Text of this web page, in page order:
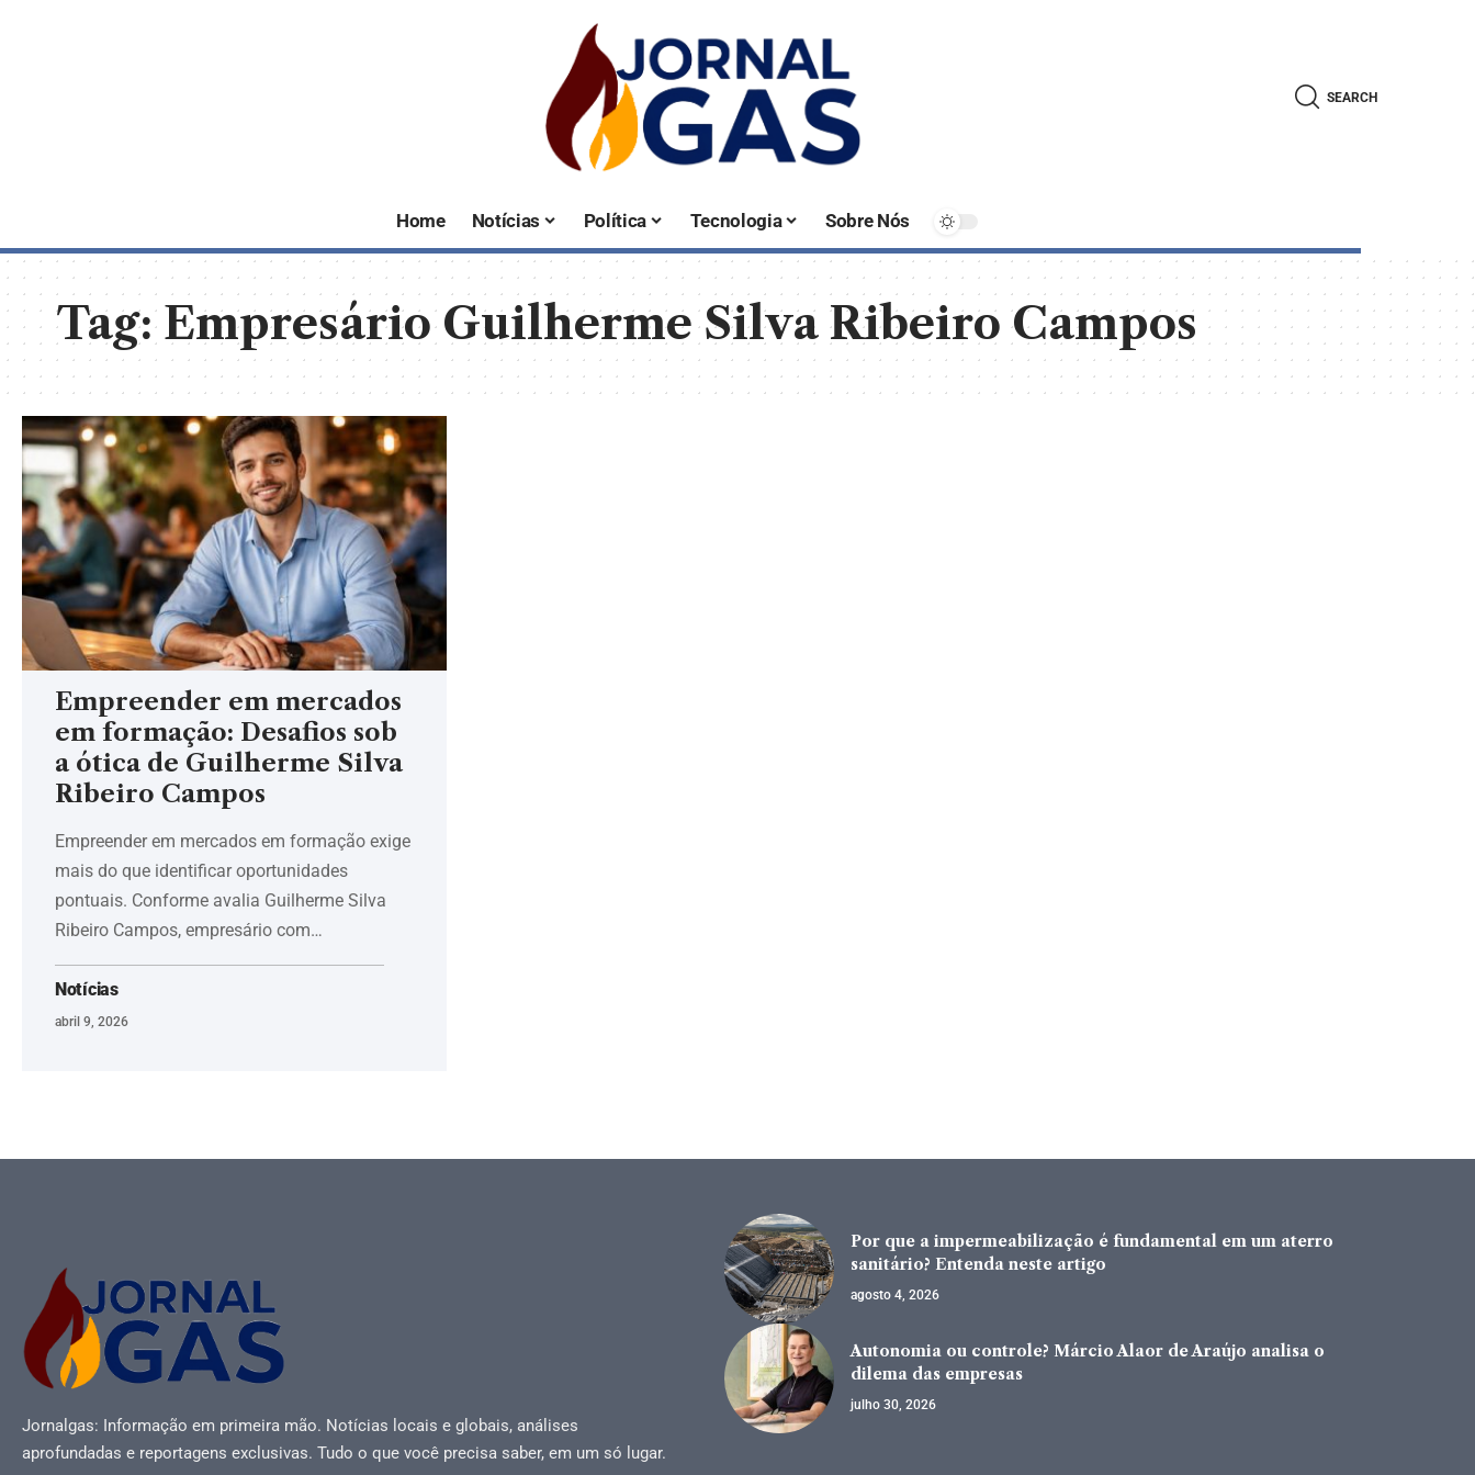
SEARCH
Home Notícias Política Tecnologia Sobre Nós
Tag:Empresário Guilherme Silva Ribeiro Campos
Empreender em mercados
em formação: Desafios sob
a ótica de Guilherme Silva
Ribeiro Campos
Empreender em mercados em formação exige
mais do que identificar oportunidades
pontuais. Conforme avalia Guilherme Silva
Ribeiro Campos, empresário com…
Notícias
abril 9, 2026
Jornalgas: Informação em primeira mão. Notícias locais e globais, análises
aprofundadas e reportagens exclusivas. Tudo o que você precisa saber, em um só lugar.
Por que a impermeabilização é fundamental em um aterro
sanitário? Entenda neste artigo
agosto 4, 2026
Autonomia ou controle? Márcio Alaor de Araújo analisa o
dilema das empresas
julho 30, 2026